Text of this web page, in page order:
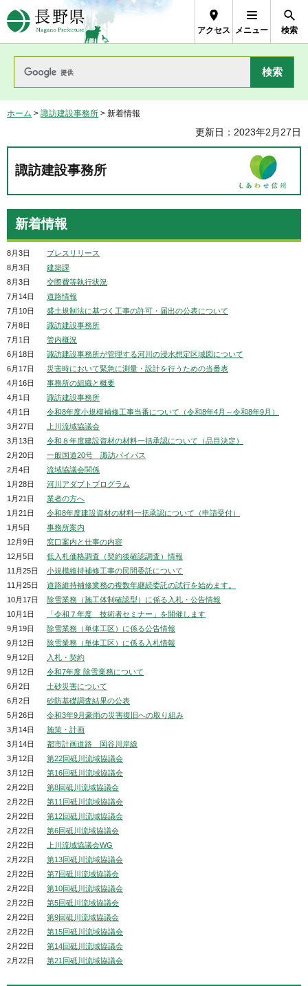
長野県Nagano Prefecture
アクセス メニュー 検索
ホーム > 諏訪建設事務所 > 新着情報
更新日：2023年2月27日
諏訪建設事務所
新着情報
8月3日
プレスリリース
8月3日
建築課
8月3日
交際費等執行状況
7月14日
道路情報
7月10日
盛土規制法に基づく工事の許可・届出の公表について
7月8日
諏訪建設事務所
7月1日
管内概況
6月18日
諏訪建設事務所が管理する河川の浸水想定区域図について
6月17日
災害時において緊急に測量・設計を行うための当番表
4月16日
事務所の組織と概要
4月1日
諏訪建設事務所
4月1日
令和8年度小規模補修工事当番について（令和8年4月～令和8年9月）
3月27日
上川流域協議会
3月13日
令和８年度建設資材の材料一括承認について（品目決定）
2月20日
一般国道20号 諏訪バイパス
2月4日
流域協議会関係
1月28日
河川アダプトプログラム
1月21日
業者の方へ
1月21日
令和8年度建設資材の材料一括承認について（申請受付）
1月5日
事務所案内
12月9日
窓口案内と仕事の内容
12月5日
低入札価格調査（契約後確認調査）情報
11月25日
小規模維持補修工事の民間委託について
11月25日
道路維持補修業務の複数年継続委託の試行を始めます。
10月17日
除雪業務（施工体制確認型）に係る入札・公告情報
10月1日
「令和７年度 技術者セミナー」を開催します
9月19日
除雪業務（単体工区）に係る公告情報
9月12日
除雪業務（単体工区）に係る入札情報
9月12日
入札・契約
9月12日
令和7年度 除雪業務について
6月2日
土砂災害について
6月2日
砂防基礎調査結果の公表
5月26日
令和3年9月豪雨の災害復旧への取り組み
3月14日
施策・計画
3月14日
都市計画道路 岡谷川岸線
3月12日
第22回砥川流域協議会
3月12日
第16回砥川流域協議会
2月22日
第8回砥川流域協議会
2月22日
第11回砥川流域協議会
2月22日
第12回砥川流域協議会
2月22日
第6回砥川流域協議会
2月22日
上川流域協議会WG
2月22日
第13回砥川流域協議会
2月22日
第7回砥川流域協議会
2月22日
第10回砥川流域協議会
2月22日
第5回砥川流域協議会
2月22日
第9回砥川流域協議会
2月22日
第15回砥川流域協議会
2月22日
第14回砥川流域協議会
2月22日
第21回砥川流域協議会